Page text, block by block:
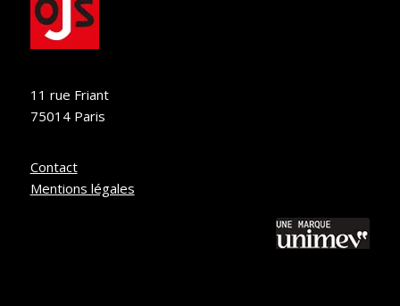
11 rue Friant
75014 Paris
Contact
Mentions légales